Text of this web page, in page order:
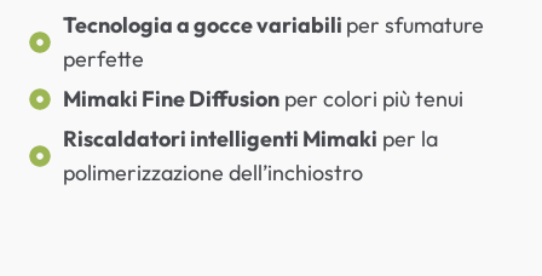
Tecnologia a gocce variabili per sfumature
perfette
Mimaki Fine Diffusion per colori più tenui
Riscaldatori intelligenti Mimaki per la
polimerizzazione dell’inchiostro